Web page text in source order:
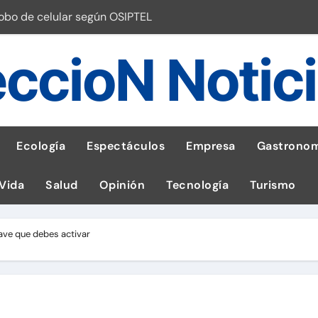
de celular según OSIPTEL
¡Descarga la app de Meridianbet y gana una jugada gratis
inspirado en la fuerza de un volcán
1,600 equipos educativos
por ignorar distancias de seguridad
de GEI en sus operaciones
Ecología Espectáculos Empresa
Salud Opinión Tecnología Turismo
que debes activar